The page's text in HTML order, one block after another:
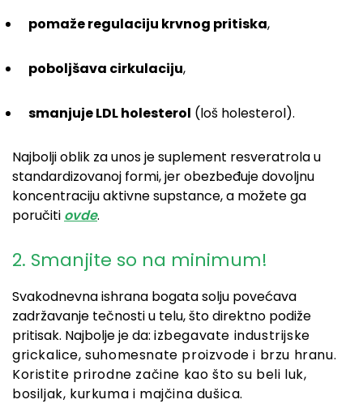
pomaže regulaciju krvnog pritiska,
poboljšava cirkulaciju,
smanjuje LDL holesterol (loš holesterol).
Najbolji oblik za unos je suplement resveratrola u
standardizovanoj formi, jer obezbeđuje dovoljnu
koncentraciju aktivne supstance, a možete ga
poručiti ovde.
2. Smanjite so na minimum!
Svakodnevna ishrana bogata solju povećava
zadržavanje tečnosti u telu, što direktno podiže
pritisak. Najbolje je da: izbegavate industrijske
grickalice, suhomesnate proizvode i brzu hranu.
Koristite prirodne začine kao što su beli luk,
bosiljak, kurkuma i majčina dušica.